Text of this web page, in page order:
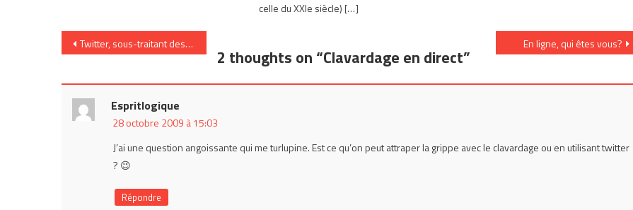
celle du XXIe siècle) […]
Navigation
l’article
Twitter, sous-traitant des moteurs ? En ligne, qui êtes vous?
2 thoughts on “Clavardage en direct”
Espritlogique
28 octobre 2009 à 15:03
J’ai une question angoissante qui me turlupine. Est ce qu’on peut attraper la grippe avec le clavardage ou en utilisant twitter
? 😉
Répondre